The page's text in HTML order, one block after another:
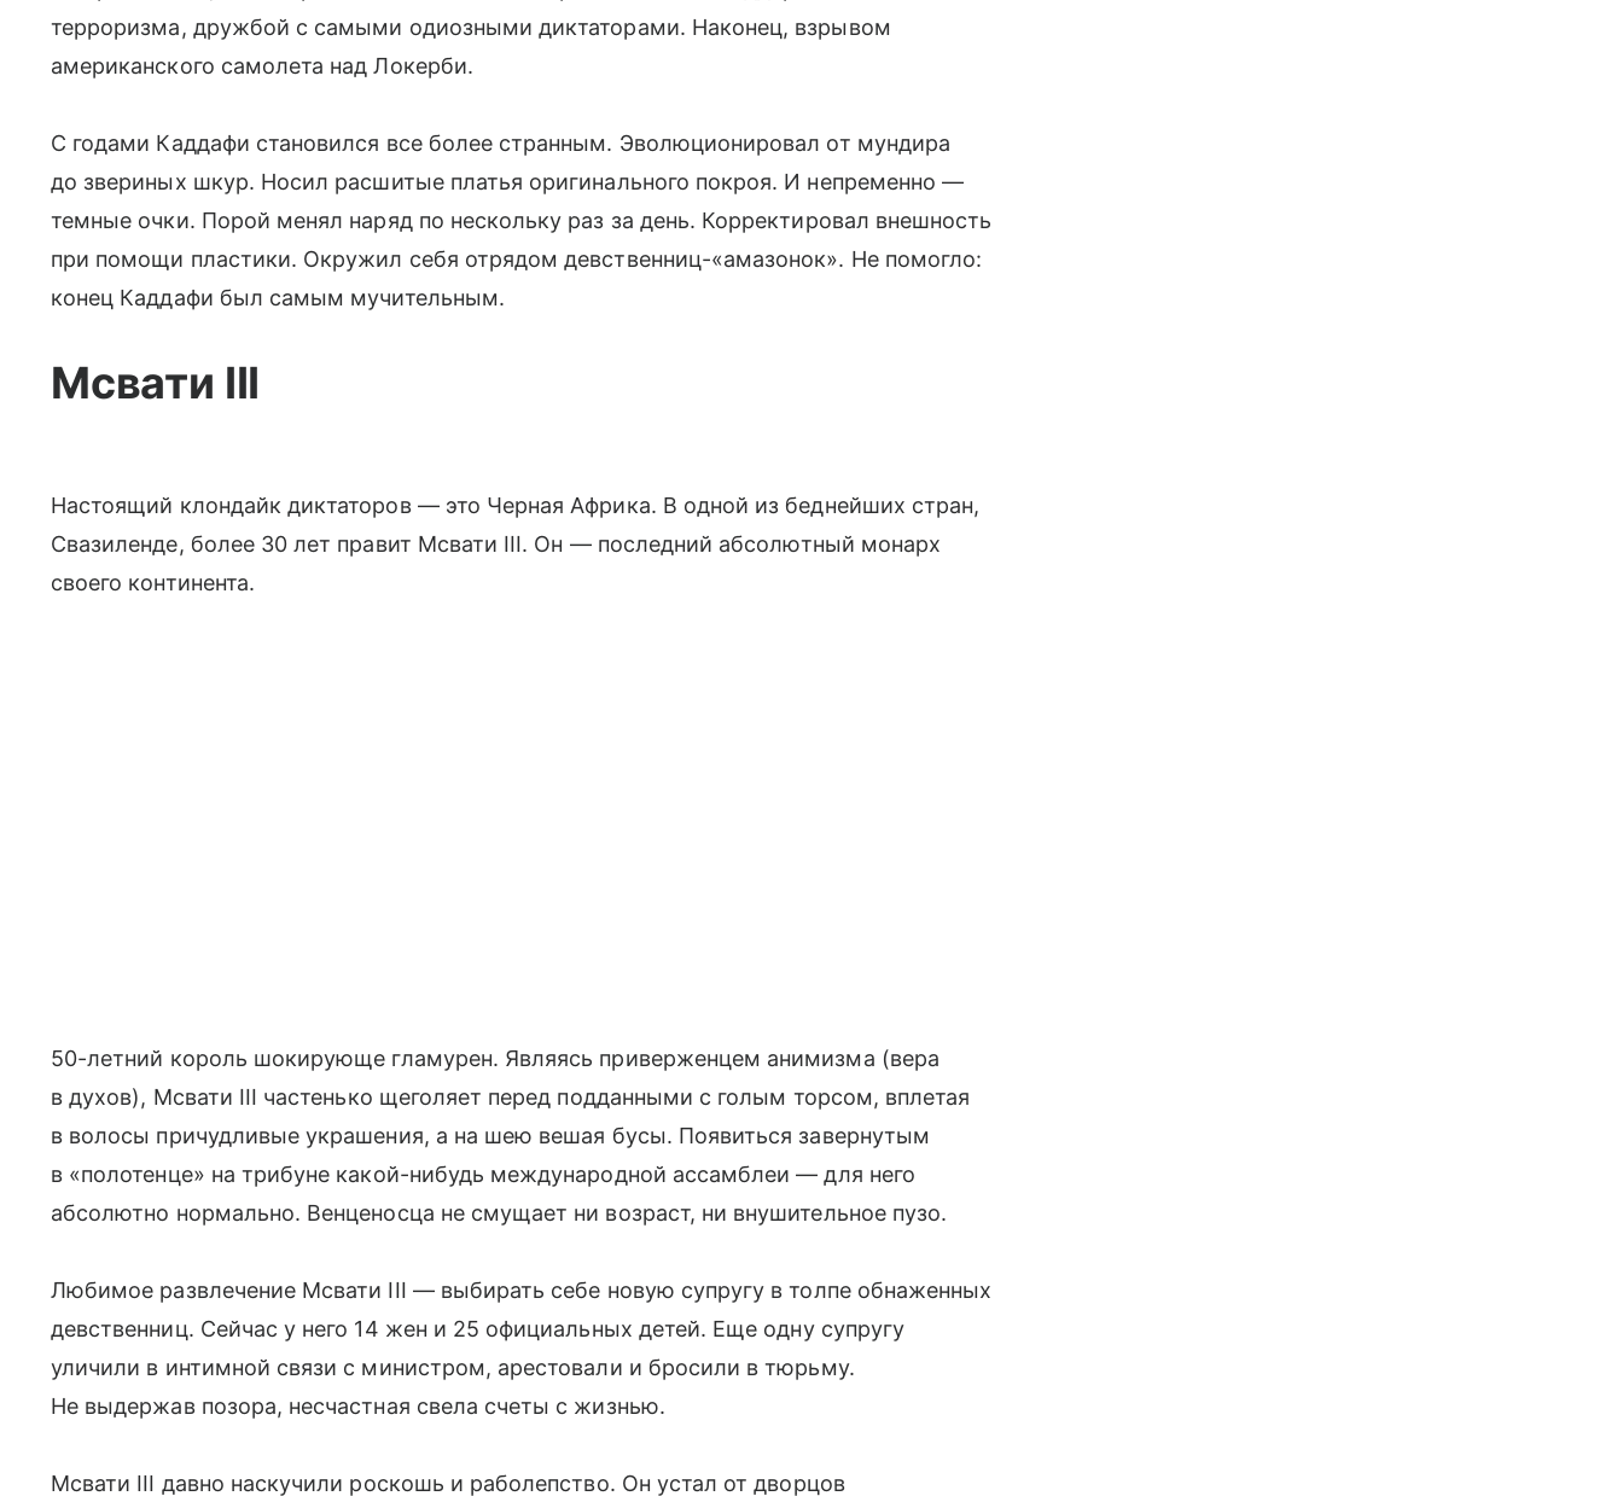
терроризма, дружбой с самыми одиозными диктаторами. Наконец, взрывом
американского самолета над Локерби.
С годами Каддафи становился все более странным. Эволюционировал от мундира
до звериных шкур. Носил расшитые платья оригинального покроя. И непременно —
темные очки. Порой менял наряд по нескольку раз за день. Корректировал внешность
при помощи пластики. Окружил себя отрядом девственниц-«амазонок». Не помогло:
конец Каддафи был самым мучительным.
Мсвати III
Настоящий клондайк диктаторов — это Черная Африка. В одной из беднейших стран,
Свазиленде, более 30 лет правит Мсвати III. Он — последний абсолютный монарх
своего континента.
50-летний король шокирующе гламурен. Являясь приверженцем анимизма (вера
в духов), Мсвати III частенько щеголяет перед подданными с голым торсом, вплетая
в волосы причудливые украшения, а на шею вешая бусы. Появиться завернутым
в «полотенце» на трибуне какой-нибудь международной ассамблеи — для него
абсолютно нормально. Венценосца не смущает ни возраст, ни внушительное пузо.
Любимое развлечение Мсвати III — выбирать себе новую супругу в толпе обнаженных
девственниц. Сейчас у него 14 жен и 25 официальных детей. Еще одну супругу
уличили в интимной связи с министром, арестовали и бросили в тюрьму.
Не выдержав позора, несчастная свела счеты с жизнью.
Мсвати III давно наскучили роскошь и раболепство. Он устал от дворцов